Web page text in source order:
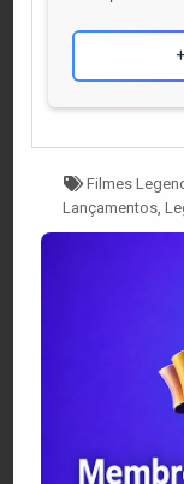
Tagged
Filmes
Lançamentos,